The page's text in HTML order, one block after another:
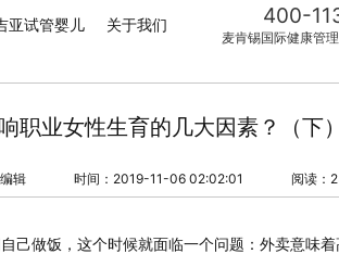
亚试管婴儿 关于我们 400-
麦肯锡国际健康管
职业女性生育的几大因素？（下
辑 时间：2019-11-06 02:02:01 阅读：
己做饭，这个时候就面临一个问题： 外卖意味